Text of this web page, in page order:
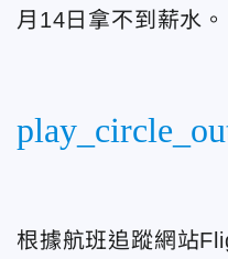
月14日拿不到薪水。
根據航班追蹤網站